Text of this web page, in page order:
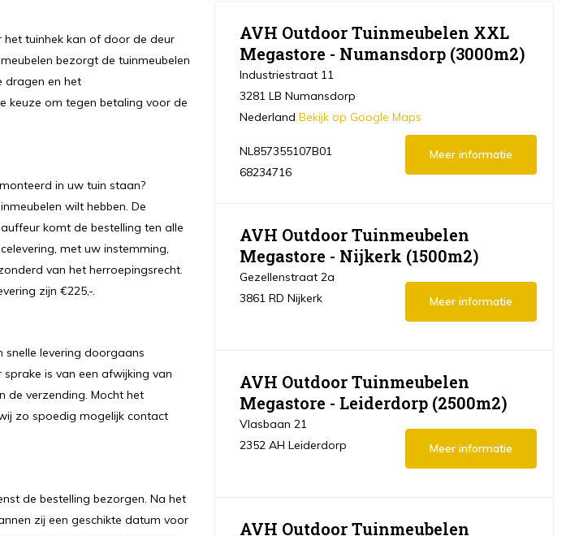
het tuinhek kan of door de deur
bezorgt de tuinmeubelen
dragen en het
keuze om tegen betaling voor de
in uw tuin staan?
wilt hebben. De
komt de bestelling ten alle
met uw instemming,
van het herroepingsrecht.
zijn €225,-.
levering doorgaans
is van een afwijking van
de verzending. Mocht het
zo spoedig mogelijk contact
de bestelling bezorgen. Na het
zij een geschikte datum voor
AVH Outdoor Tuinmeubelen XXL
Megastore - Numansdorp (3000m2)
Industriestraat 11
3281 LB Numansdorp
Nederland Bekijk op Google Maps
NL857355107B01
68234716
Meer informatie
AVH Outdoor Tuinmeubelen
Megastore - Nijkerk (1500m2)
Gezellenstraat 2a
3861 RD Nijkerk
Meer informatie
AVH Outdoor Tuinmeubelen
Megastore - Leiderdorp (2500m2)
Vlasbaan 21
2352 AH Leiderdorp
Meer informatie
AVH Outdoor Tuinmeubelen